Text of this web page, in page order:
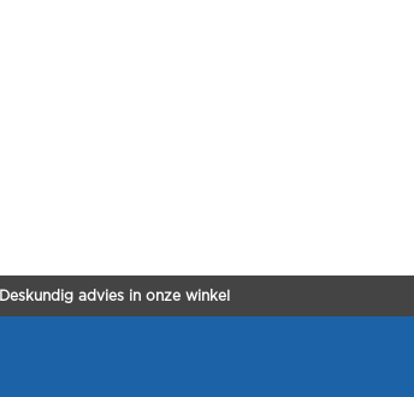
Deskundig advies in onze winkel